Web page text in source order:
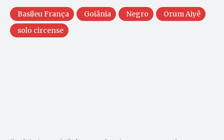
Basileu França Goiânia Negro
Orum Aiyê
solo circense